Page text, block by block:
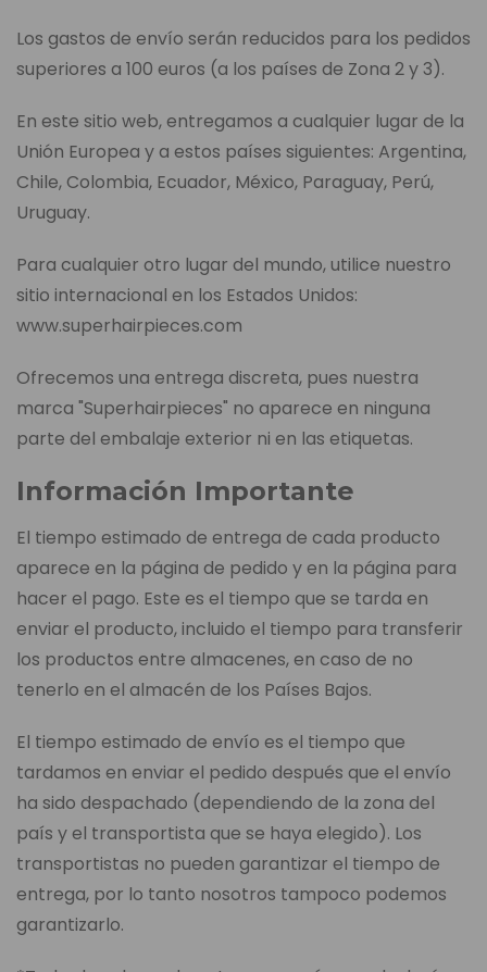
Los gastos de envío serán reducidos para los pedidos
superiores a 100 euros (a los países de Zona 2 y 3).
En este sitio web, entregamos a cualquier lugar de la
Unión Europea y a estos países siguientes: Argentina,
Chile, Colombia, Ecuador, México, Paraguay, Perú,
Uruguay.
Para cualquier otro lugar del mundo, utilice nuestro
sitio internacional en los Estados Unidos:
www.superhairpieces.com
Ofrecemos una entrega discreta, pues nuestra
marca "Superhairpieces" no aparece en ninguna
parte del embalaje exterior ni en las etiquetas.
Información Importante
El tiempo estimado de entrega de cada producto
aparece en la página de pedido y en la página para
hacer el pago. Este es el tiempo que se tarda en
enviar el producto, incluido el tiempo para transferir
los productos entre almacenes, en caso de no
tenerlo en el almacén de los Países Bajos.
El tiempo estimado de envío es el tiempo que
tardamos en enviar el pedido después que el envío
ha sido despachado (dependiendo de la zona del
país y el transportista que se haya elegido). Los
transportistas no pueden garantizar el tiempo de
entrega, por lo tanto nosotros tampoco podemos
garantizarlo.